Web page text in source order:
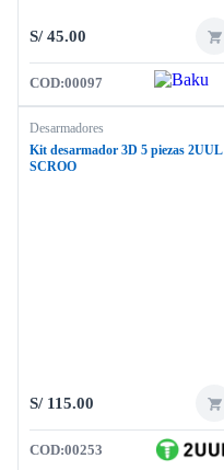
S/45.00
COD:00097
Desarmadores
Kit desarmador 3D 5 piezas 2UUL
SCROO
S/115.00
COD:00253